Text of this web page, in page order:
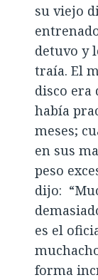
su viejo
detuvo y
traía. El
disco era
había
meses;
en sus
peso
dijo:
es el
forma